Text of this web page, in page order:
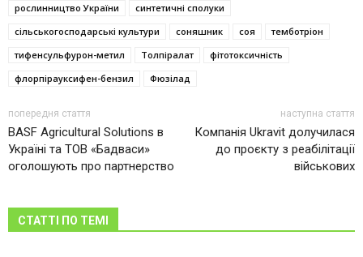
рослинництво України
синтетичні сполуки
сільськогосподарські культури
соняшник соя
темботріон
тифенсульфурон-метил
Толпіралат
фітотоксичність
флорпірауксифен-бензил
Фюзілад
попередня стаття
BASF Agricultural Solutions в
Україні та ТОВ «Бадваси»
оголошують про партнерство
наступна стаття
Компанія Ukravit долучилася
до проєкту з реабілітації
військових
СТАТТІ ПО ТЕМІ